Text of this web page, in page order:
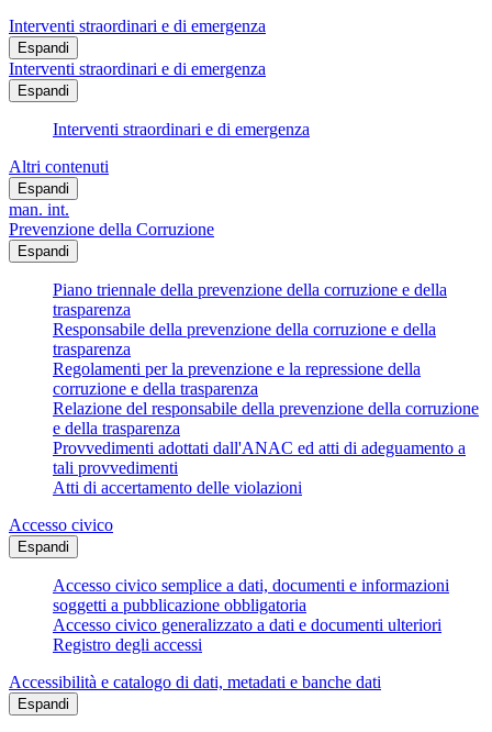
Interventi straordinari e di emergenza
Espandi
Interventi straordinari e di emergenza
Espandi
Interventi straordinari e di emergenza
Altri contenuti
Espandi
man. int.
Prevenzione della Corruzione
Espandi
Piano triennale della prevenzione della corruzione e della
trasparenza
Responsabile della prevenzione della corruzione e della
trasparenza
Regolamenti per la prevenzione e la repressione della
corruzione e della trasparenza
Relazione del responsabile della prevenzione della corruzione
e della trasparenza
Provvedimenti adottati dall'ANAC ed atti di adeguamento a
tali provvedimenti
Atti di accertamento delle violazioni
Accesso civico
Espandi
Accesso civico semplice a dati, documenti e informazioni
soggetti a pubblicazione obbligatoria
Accesso civico generalizzato a dati e documenti ulteriori
Registro degli accessi
Accessibilità e catalogo di dati, metadati e banche dati
Espandi